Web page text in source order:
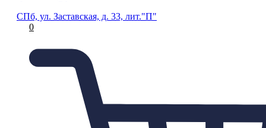
СПб, ул. Заставская, д. 33, лит."П"
0